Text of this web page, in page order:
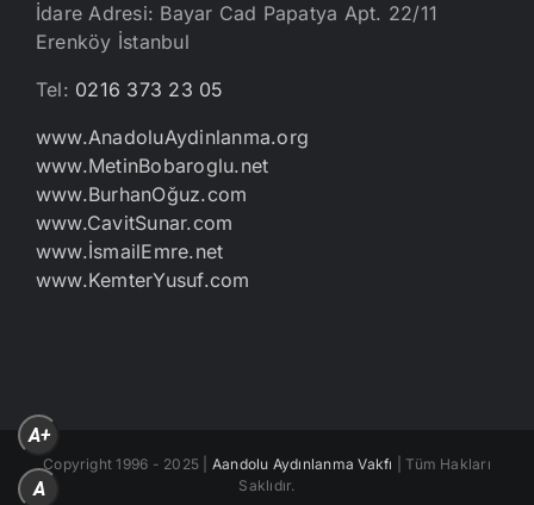
İdare Adresi: Bayar Cad Papatya Apt. 22/11
Erenköy İstanbul
Tel: 0216 373 23 05
www.AnadoluAydinlanma.org
www.MetinBobaroglu.net
www.BurhanOğuz.com
www.CavitSunar.com
www.İsmailEmre.net
www.KemterYusuf.com
Copyright 1996 - 2025 | Aandolu Aydınlanma Vakfı
| Tüm Hakları
Saklıdır.
A+
A